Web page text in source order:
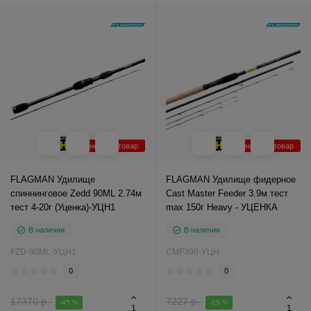
Уцененный товар
FLAGMAN Удилище
спиннинговое Zedd 90ML 2.74м
тест 4-20г (Уценка)-УЦН1
В наличии
FZD-90ML-УЦН1
0
17370 р. -45 %
Уцененный товар
FLAGMAN Удилище фидерное
Cast Master Feeder 3.9м тест
max 150г Heavy - УЦЕНКА
В наличии
CMF390-УЦН
0
7227 р. -25 %